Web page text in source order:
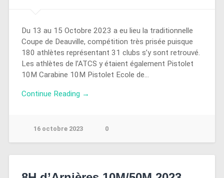
Du 13 au 15 Octobre 2023 a eu lieu la traditionnelle
Coupe de Deauville, compétition très prisée puisque
180 athlètes représentant 31 clubs s’y sont retrouvé.
Les athlètes de l’ATCS y étaient également Pistolet
10M Carabine 10M Pistolet Ecole de…
Continue Reading →
16 octobre 2023 0